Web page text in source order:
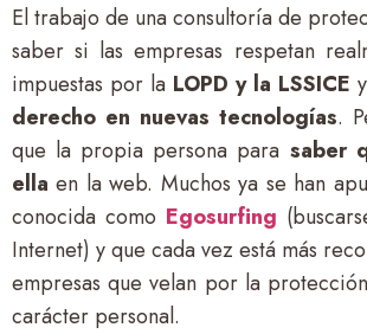
El trabajo de una consultoría de
saber si las empresas respetan
impuestas por la LOPD y la LSSICE
derecho en nuevas tecnologías.
que la propia persona para saber
ella en la web. Muchos ya se han
conocida como Egosurfing
Internet) y que cada vez está más
empresas que velan por la
carácter personal.